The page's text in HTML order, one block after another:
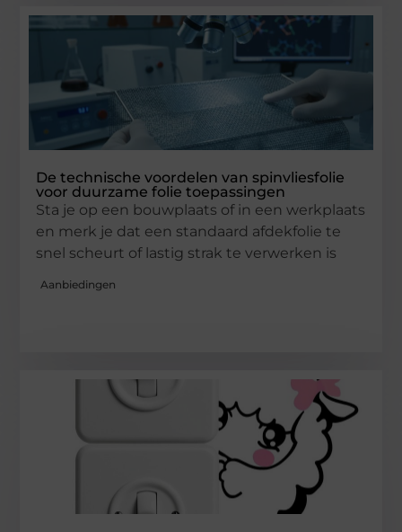
De technische voordelen van spinvliesfolie
voor duurzame folie toepassingen
Sta je op een bouwplaats of in een werkplaats
en merk je dat een standaard afdekfolie te
snel scheurt of lastig strak te verwerken is
Aanbiedingen